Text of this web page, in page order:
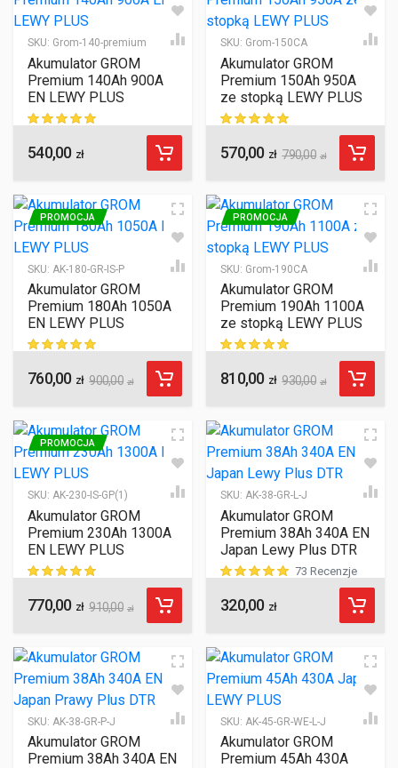
SKU: Grom-140-premium
Akumulator GROM
Premium 140Ah 900A
EN LEWY PLUS
ocen klientów
540,00 zł
SKU: Grom-150CA
Akumulator GROM
Premium 150Ah 950A
ze stopką LEWY PLUS
ocen klientów
570,00 zł 790,00 zł
SKU: AK-180-GR-IS-P
PROMOCJA
Akumulator GROM
Premium 180Ah 1050A
EN LEWY PLUS
ocen klientów
760,00 zł 900,00 zł
SKU: Grom-190CA
PROMOCJA
Akumulator GROM
Premium 190Ah 1100A
ze stopką LEWY PLUS
ocen klientów
810,00 zł 930,00 zł
SKU: AK-230-IS-GP(1)
PROMOCJA
Akumulator GROM
Premium 230Ah 1300A
EN LEWY PLUS
ocen klientów
770,00 zł 910,00 zł
SKU: AK-38-GR-L-J
Akumulator GROM
Premium 38Ah 340A EN
Japan Lewy Plus DTR
ocen klientów
73 Recenzje
320,00 zł
SKU: AK-38-GR-P-J
Akumulator GROM
Premium 38Ah 340A EN
SKU: AK-45-GR-WE-L-J
Akumulator GROM
Premium 45Ah 430A